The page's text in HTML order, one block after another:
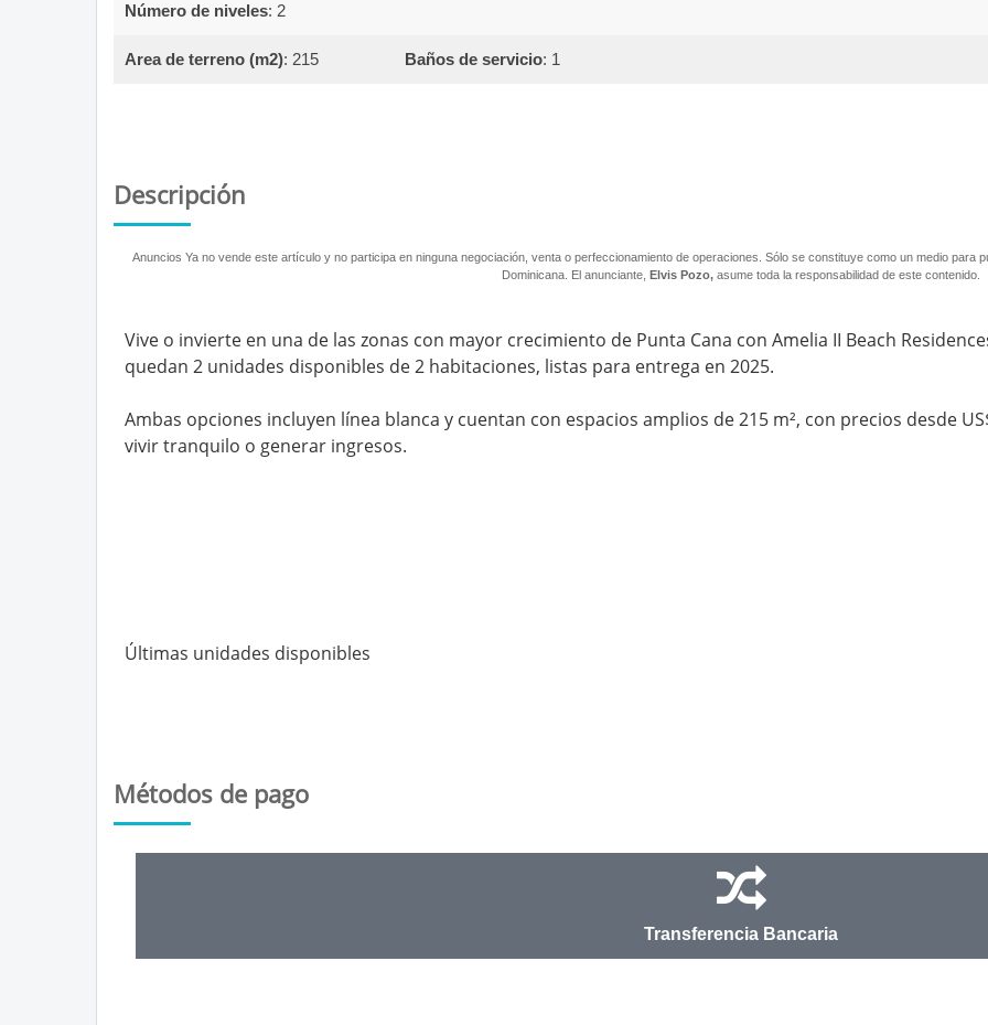
Número de niveles: 2
Area de terreno (m2): 215 Baños de servicio: 1
Descripción
Anuncios Ya no vende este artículo y no participa en ninguna negociación, venta o perfeccionamiento de operaciones. Sólo se constituye como un medio para
Dominicana. El anunciante, Elvis Pozo, asume toda la responsabilidad de este contenido.
Vive o invierte en una de las zonas con mayor crecimiento de Punta Cana con Amelia II Beach
quedan 2 unidades disponibles de 2 habitaciones, listas para entrega en 2025.
Ambas opciones incluyen línea blanca y cuentan con espacios amplios de 215 m², con precios desde
vivir tranquilo o generar ingresos.
Últimas unidades disponibles
Métodos de pago
Transferencia Bancaria